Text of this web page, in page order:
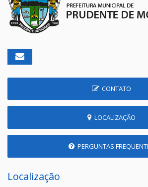
CONTATO
LOCALIZAÇÃO
PERGUNTAS
Localização